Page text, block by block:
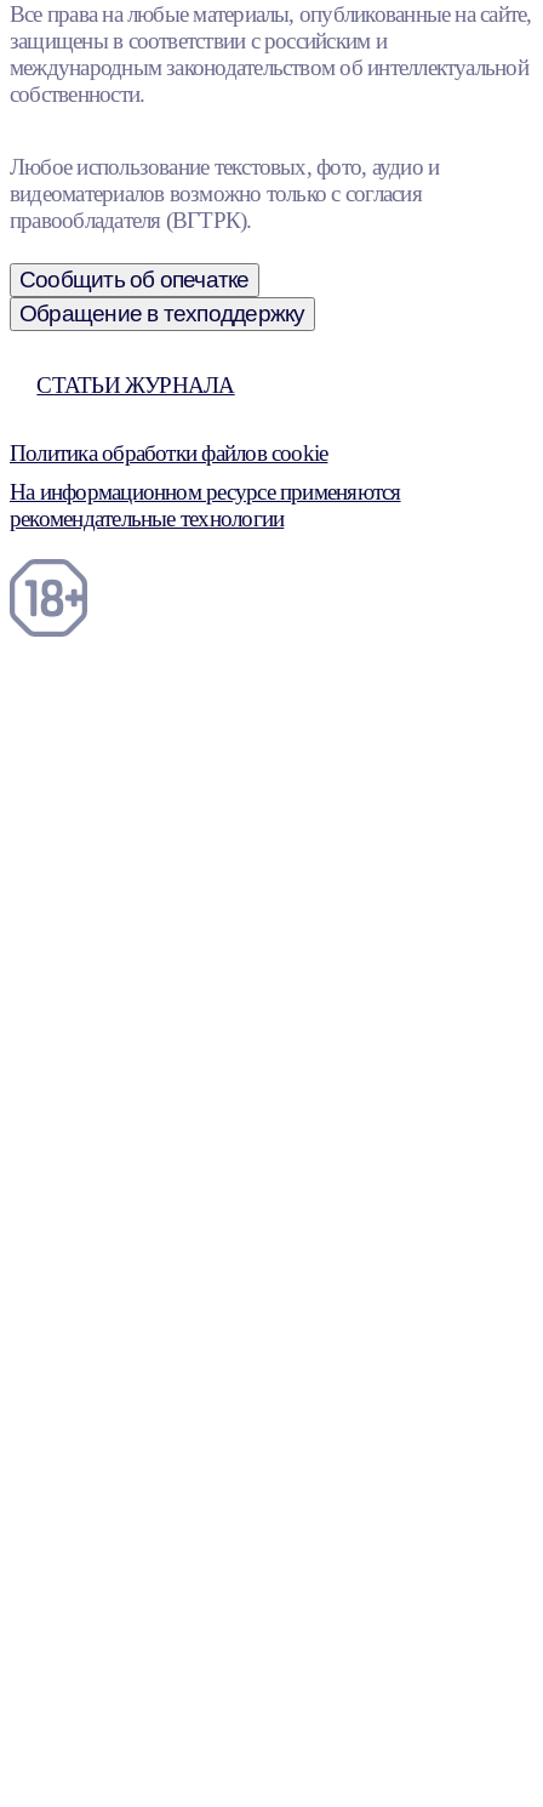
Все права на любые материалы, опубликованные на сайте,
защищены в соответствии с российским и
международным законодательством об интеллектуальной
собственности.
Любое использование текстовых, фото, аудио и
видеоматериалов возможно только с согласия
правообладателя (ВГТРК).
Сообщить об опечатке
Обращение в техподдержку
СТАТЬИ ЖУРНАЛА
Политика обработки файлов cookie
На информационном ресурсе применяются
рекомендательные технологии